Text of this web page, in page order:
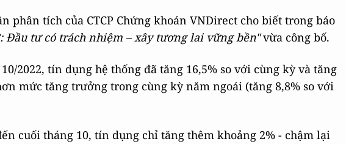
phân tích của CTCP Chứng khoán VNDirect cho biết trong báo
Đầu tư có trách nhiệm – xây tương lai vững bền"vừa công bố.
2022, tín dụng hệ thống đã tăng 16,5% so với cùng kỳ và tăng
mức tăng trưởng trong cùng kỳ năm ngoái (tăng 8,8% so với
cuối tháng 10, tín dụng chỉ tăng thêm khoảng 2% - chậm lại